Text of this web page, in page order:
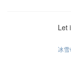
Let
冰